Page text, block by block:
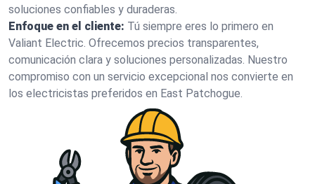
soluciones confiables y duraderas.
Enfoque en el cliente: Tú siempre eres lo primero en
Valiant Electric. Ofrecemos precios transparentes,
comunicación clara y soluciones personalizadas. Nuestro
compromiso con un servicio excepcional nos convierte en
los electricistas preferidos en East Patchogue.